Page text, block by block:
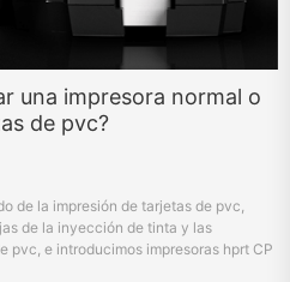
una impresora normal o
de pvc?
de la impresión de tarjetas de pvc,
de la inyección de tinta y las
pvc, e introducimos impresoras hprt CP